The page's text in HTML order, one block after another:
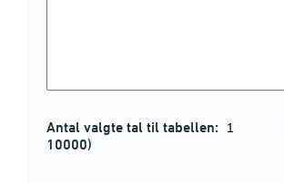
Antal valgte tal til tabellen:
10000)